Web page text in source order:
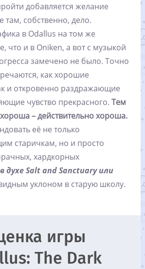
добавляется желание
там, собственно, дело.
в Odallus на том же
что и в Oniken, а вот с музыкой
замечено не было. Точно
как хорошие
и откровенно раздражающие
чувство прекрасного.Тем
– действительно хороша.
её не только
старичкам, но и просто
хардкорных
в духе Salt and Sanctuary или
уклоном в старую школу.
игры
The Dark